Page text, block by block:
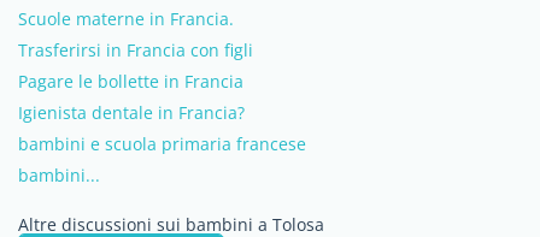
Scuole materne in Francia.
Trasferirsi in Francia con figli
Pagare le bollette in Francia
Igienista dentale in Francia?
bambini e scuola primaria francese
bambini...
Altre discussioni sui bambini a Tolosa